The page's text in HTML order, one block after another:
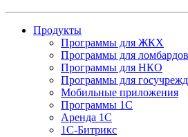
Продукты
Программы для ЖКХ
Программы для ломбардов
Программы для НКО
Программы для
Мобильные приложения
Программы 1С
Аренда 1С
1С-Битрикс